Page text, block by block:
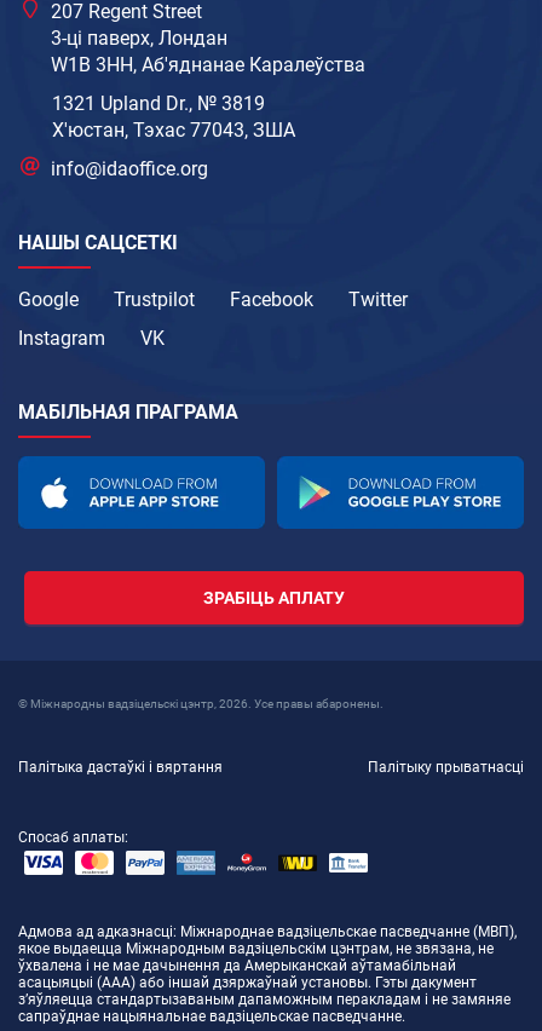
207 Regent Street
3-ці паверх, Лондан
W1B 3HH, Аб'яднанае Каралеўства
1321 Upland Dr., № 3819
Х'юстан, Тэхас 77043, ЗША
info@idaoffice.org
НАШЫ САЦСЕТКІ
Google Trustpilot Facebook
Twitter
Instagram
VK
МАБІЛЬНАЯ ПРАГРАМА
ЗРАБІЦЬ АПЛАТУ
© Міжнародны вадзіцельскі цэнтр, 2026. Усе правы абаронены.
Палітыка дастаўкі і вяртання Палітыку прыватнасці
Спосаб аплаты:
Адмова ад адказнасці: Міжнароднае вадзіцельскае пасведчанне (МВП),
якое выдаецца Міжнародным вадзіцельскім цэнтрам, не звязана, не
ўхвалена і не мае дачынення да Амерыканскай аўтамабільнай
асацыяцыі (AAA) або іншай дзяржаўнай установы. Гэты дакумент
з’яўляецца стандартызаваным дапаможным перакладам і не замяняе
сапраўднае нацыянальнае вадзіцельскае пасведчанне.